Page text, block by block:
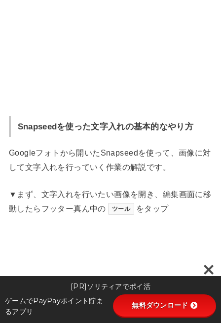
Snapseedを使った文字入れの基本的なやり方
Googleフォトから開いたSnapseedを使って、画像に対
して文字入れを行っていく作業の解説です。
▼まず、文字入れを行いたい画像を開き、編集画面に移
動したらフッター真ん中の
ツール をタップ
[PR]ソリティアでポイ活
ゲームでPayPayポイント貯ま
るアプリ
無料ダウンロード